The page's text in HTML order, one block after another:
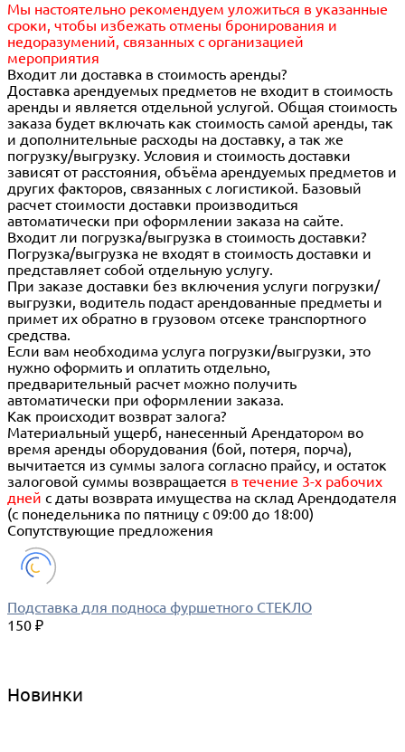
Мы настоятельно рекомендуем уложиться в указанные
сроки, чтобы избежать отмены бронирования и
недоразумений, связанных с организацией
мероприятия
Входит ли доставка в стоимость аренды?
Доставка арендуемых предметов не входит в стоимость
аренды и является отдельной услугой. Общая стоимость
заказа будет включать как стоимость самой аренды, так
и дополнительные расходы на доставку, а так же
погрузку/выгрузку. Условия и стоимость доставки
зависят от расстояния, объёма арендуемых предметов и
других факторов, связанных с логистикой. Базовый
расчет стоимости доставки производиться
автоматически при оформлении заказа на сайте.
Входит ли погрузка/выгрузка в стоимость доставки?
Погрузка/выгрузка не входят в стоимость доставки и
представляет собой отдельную услугу.
При заказе доставки без включения услуги погрузки/
выгрузки, водитель подаст арендованные предметы и
примет их обратно в грузовом отсеке транспортного
средства.
Если вам необходима услуга погрузки/выгрузки, это
нужно оформить и оплатить отдельно,
предварительный расчет можно получить
автоматически при оформлении заказа.
Как происходит возврат залога?
Материальный ущерб, нанесенный Арендатором во
время аренды оборудования (бой, потеря, порча),
вычитается из суммы залога согласно прайсу, и остаток
залоговой суммы возвращается в течение 3-х рабочих
дней с даты возврата имущества на склад Арендодателя
(с понедельника по пятницу с 09:00 до 18:00)
Сопутствующие предложения
Подставка для подноса фуршетного СТЕКЛО
150 ₽
Новинки